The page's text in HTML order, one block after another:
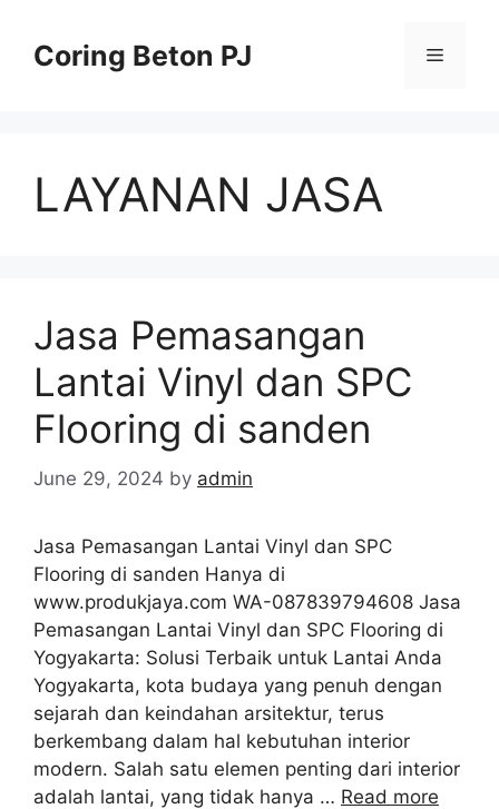
contentCoring Beton PJ Menu
LAYANAN JASA
Jasa Pemasangan
Lantai Vinyl dan SPC
Flooring di sanden
June 29, 2024 by admin
Jasa Pemasangan Lantai Vinyl dan SPC
Flooring di sanden Hanya di
www.produkjaya.com WA-087839794608 Jasa
Pemasangan Lantai Vinyl dan SPC Flooring di
Yogyakarta: Solusi Terbaik untuk Lantai Anda
Yogyakarta, kota budaya yang penuh dengan
sejarah dan keindahan arsitektur, terus
berkembang dalam hal kebutuhan interior
modern. Salah satu elemen penting dari interior
adalah lantai, yang tidak hanya … Read more